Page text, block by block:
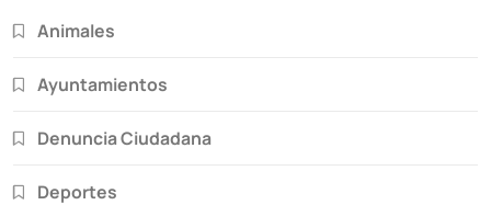
Animales
Ayuntamientos
Denuncia Ciudadana
Deportes